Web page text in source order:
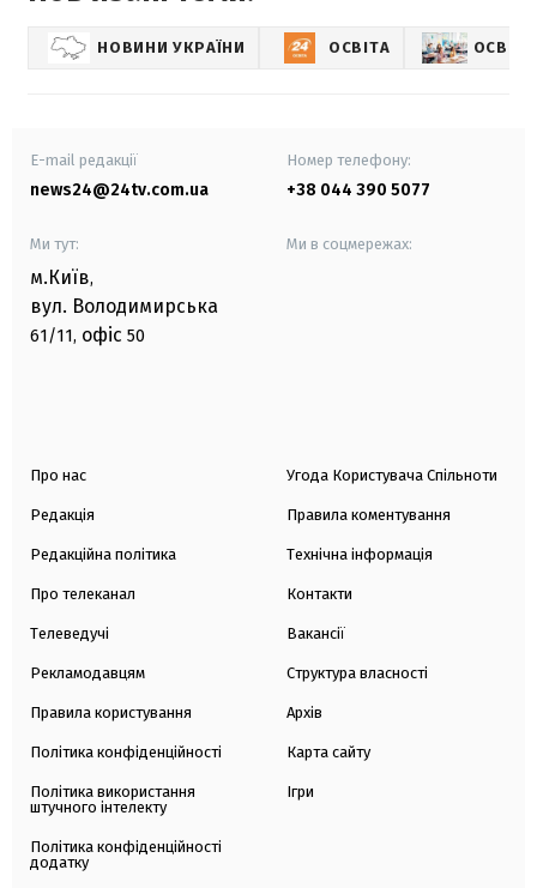
НОВИНИ УКРАЇНИ ОСВІТА
E-mail редакції
news24@24tv.com.ua
Номер телефону:
+38 044 390 5077
Ми тут:
м.Київ,
вул. Володимирська
61/11, офіс 50
Ми в соцмережах:
Про нас
Редакція
Редакційна політика
Про телеканал
Телеведучі
Рекламодавцям
Правила користування
Політика конфіденційності
Політика використання
штучного інтелекту
Політика конфіденційності
додатку
Угода Користувача Спільноти
Правила коментування
Технічна інформація
Контакти
Вакансії
Структура власності
Архів
Карта сайту
Ігри